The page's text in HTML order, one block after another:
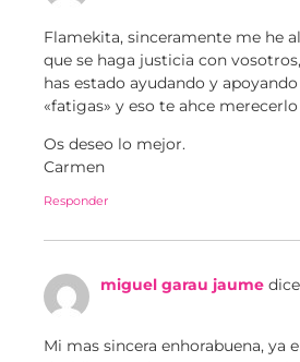
Flamekita, sinceramente me he
que se haga justicia con
has estado ayudando y
«fatigas» y eso te ahce
Os deseo lo mejor.
Carmen
Responder
miguel garau jaume
Mi mas sincera enhorabuena, ya